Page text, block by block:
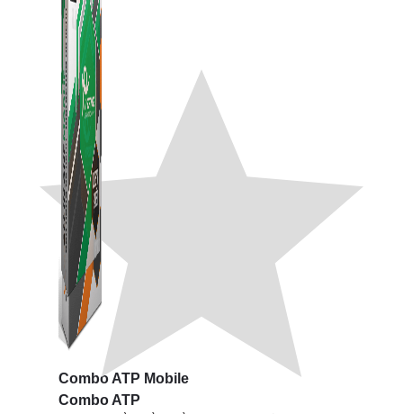
Combo ATP
Combo ATP Mobile